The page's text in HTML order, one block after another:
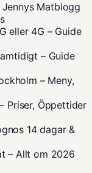
Matblogg
eller 4G – Guide
– Guide
– Meny,
Priser, Öppettider
14 dagar &
– Allt om 2026